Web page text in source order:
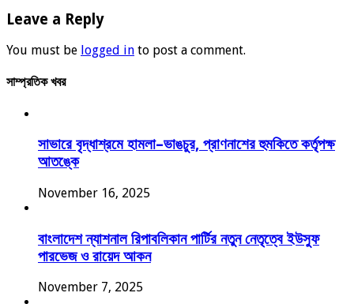
Leave a Reply
You must be logged in to post a comment.
সাম্প্রতিক খবর
সাভারে বৃদ্ধাশ্রমে হামলা–ভাঙচুর, প্রাণনাশের হুমকিতে কর্তৃপক্ষ
আতঙ্কে
November 16, 2025
বাংলাদেশ ন্যাশনাল রিপাবলিকান পার্টির নতুন নেতৃত্বে ইউসুফ
পারভেজ ও রায়েদ আকন
November 7, 2025